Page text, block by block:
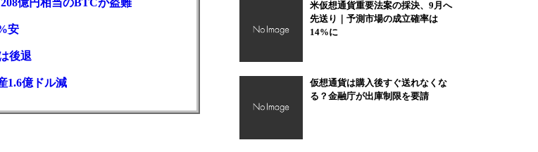
億円相当のBTCが盗難
安
後退
1.6億ドル減
米仮想通貨重要法案の採決、9月へ
先送り｜予測市場の成立確率は
14%に
仮想通貨は購入後すぐ送れなくな
る？金融庁が出庫制限を要請